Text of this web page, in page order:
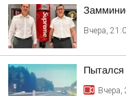
Вчера,
Вчера,